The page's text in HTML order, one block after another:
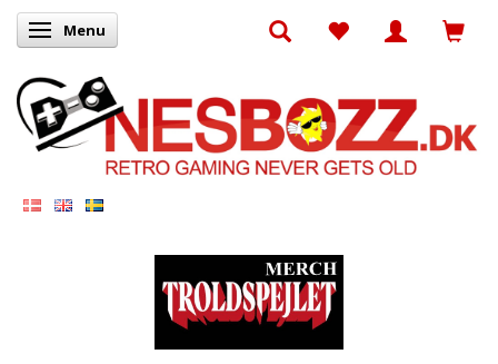
Skifte navigation
Menu